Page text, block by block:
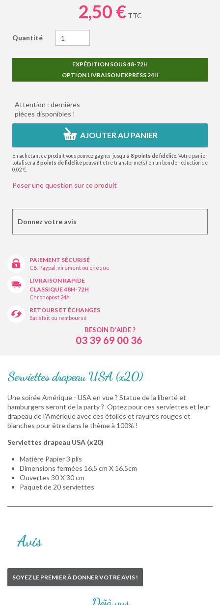
2,50 € TTC
Quantité
EXPÉDITION SOUS 48-72H
OPTION LIVRAISON EXPRESS 24H
Attention : dernières
pièces disponibles !
AJOUTER AU PANIER
En achetant ce produit vous pouvez gagner jusqu'à 8points de fidélité . Votre panier
totalisera 8points de fidélité pouvant être transformé(s) en un bon de réduction de
0,02 €
Poser une question sur ce produit
Donnez votre avis
PAIEMENT SÉCURISÉ
CB, Paypal, virement ou chèque
LIVRAISON RAPIDE
CLASSIQUE 48H-72H
Chronopost 24h
RETOURS ET ÉCHANGES
Satisfait ou remboursé
BESOIN D'AIDE ?
03 39 69 00 36
Serviettes drapeau USA (x20)
Une soirée Amérique - USA en vue ? Statue de la liberté et
hamburgers seront de la party ? Optez pour ces serviettes et leur
drapeau de l'Amérique avec ces étoiles et rayures rouges et
blanches pour être dans le thème à 100% !
Serviettes drapeau USA (x20)
Matière Papier 3 plis
Dimensions fermées 16,5 cm X 16,5cm
Ouvertes 30 X 30 cm
Paquet de 20 serviettes
Avis
SOYEZ LE PREMIER À DONNER VOTRE AVIS !